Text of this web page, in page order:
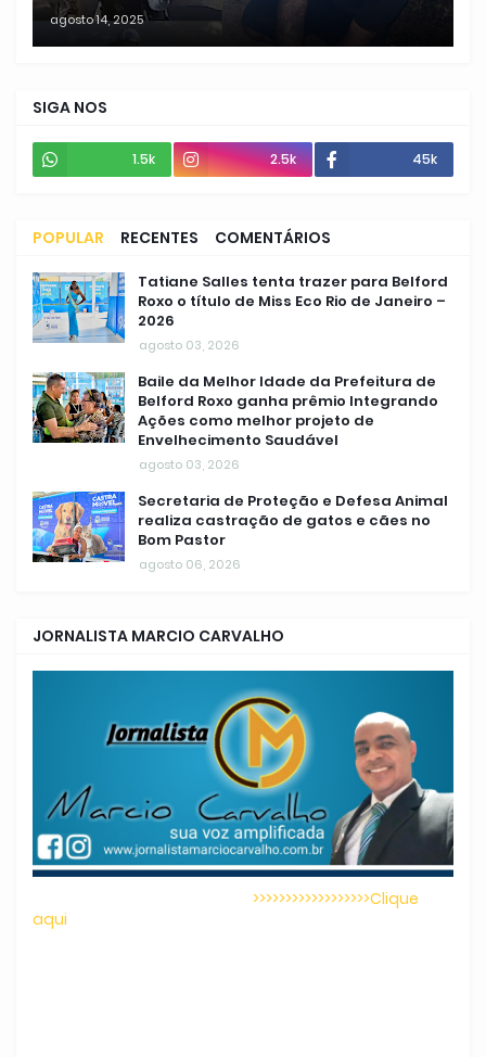
agosto 14, 2025
SIGA NOS
1.5k 2.5k 45k
POPULAR RECENTES COMENTÁRIOS
Tatiane Salles tenta trazer para Belford
Roxo o título de Miss Eco Rio de Janeiro –
2026
agosto 03, 2026
Baile da Melhor Idade da Prefeitura de
Belford Roxo ganha prêmio Integrando
Ações como melhor projeto de
Envelhecimento Saudável
agosto 03, 2026
Secretaria de Proteção e Defesa Animal
realiza castração de gatos e cães no
Bom Pastor
agosto 06, 2026
JORNALISTA MARCIO CARVALHO
>>>>>>>>>>>>>>>>>>Clique
aqui